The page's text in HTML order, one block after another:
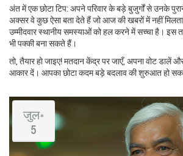
अंत में एक छोटा टिप: अपने परिवार के बड़े बुजुर्गों से उनके
अक्सर वे कुछ ऐसा बता देते हैं जो आज की खबरों में नहीं
उम्मीदवार स्थानीय समस्याओं को हल करने में सच्चा है। इस
भी पक्की बना सकते हैं।
तो, तैयार हो जाइए! मतदान केंद्र पर जाएँ, अपना वोट डालें
आकार दें। आपका छोटा कदम बड़े बदलाव की शुरुआत हो
जुल॰
5